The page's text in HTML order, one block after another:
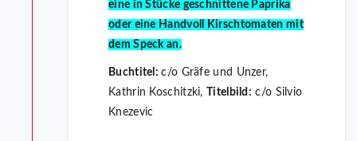
eine in Stücke geschnittene Paprika
oder eine Handvoll Kirschtomaten mit
dem Speck an.
Buchtitel:c/o Gräfe und Unzer,
Kathrin Koschitzki,Titelbild: c/o Silvio
Knezevic